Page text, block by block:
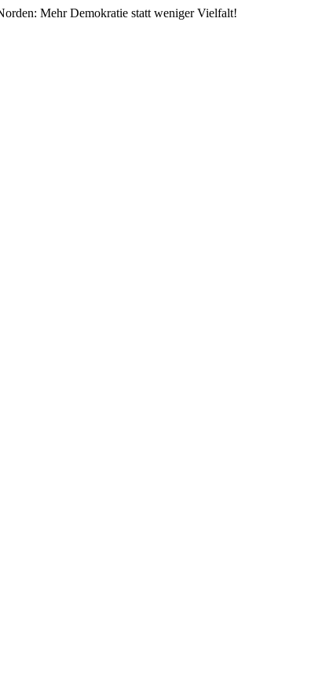
Mehr Demokratie statt weniger Vielfalt!